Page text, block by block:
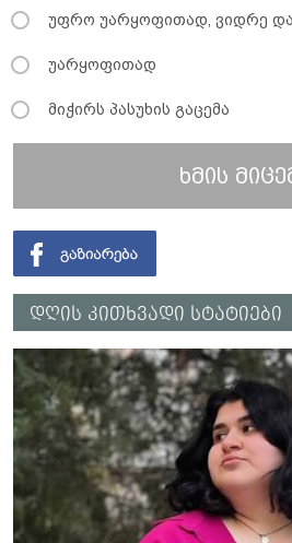
უფრო უარყოფითად, ვიდრე
უარყოფითად
მიჭირს პასუხის გაცემა
ხმის
დღის კითხვადი სტატიები